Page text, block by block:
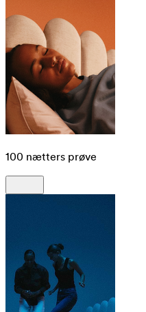
100 nætters prøve